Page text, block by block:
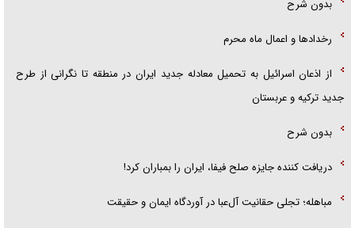
بدون شرح
رخداد‌ها و اعمال ماه محرم
از اذعان اسرائیل به تحمیل معادله جدید ایران در منطقه تا نگرانی از طرح
جدید ترکیه و عربستان
بدون شرح
دریافت کننده جایزه صلح فیفا، ایران را بمباران کرد!
مباهله؛ تجلی حقانیت آل‌عبا در آوردگاه ایمان و حقیقت